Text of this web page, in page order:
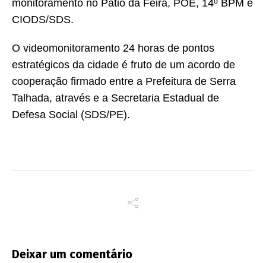
monitoramento no Pátio da Feira, POE, 14º BPM e
CIODS/SDS.
O videomonitoramento 24 horas de pontos
estratégicos da cidade é fruto de um acordo de
cooperação firmado entre a Prefeitura de Serra
Talhada, através e a Secretaria Estadual de
Defesa Social (SDS/PE).
Deixar um comentário